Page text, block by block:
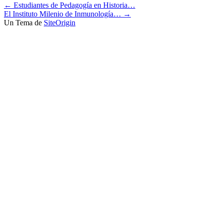
← Estudiantes de Pedagogía en Historia…
El Instituto Milenio de Inmunología… →
Un Tema de SiteOrigin